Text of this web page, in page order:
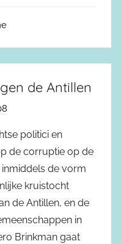
de Antillen
politici en
de corruptie op de
de vorm
kruistocht
de Antillen, en de
in
Brinkman gaat